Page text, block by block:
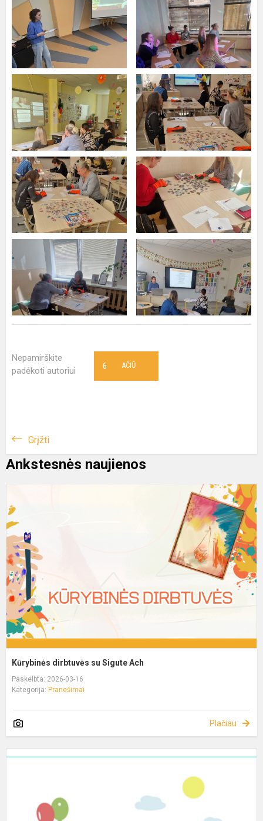
Nepamirškite
padėkoti autoriui
AČIŪ
6
Grįžti
Ankstesnės naujienos
Kūrybinės dirbtuvės su Sigute Ach
Paskelbta: 2026-03-16
Kategorija: Pranešimai
Plačiau